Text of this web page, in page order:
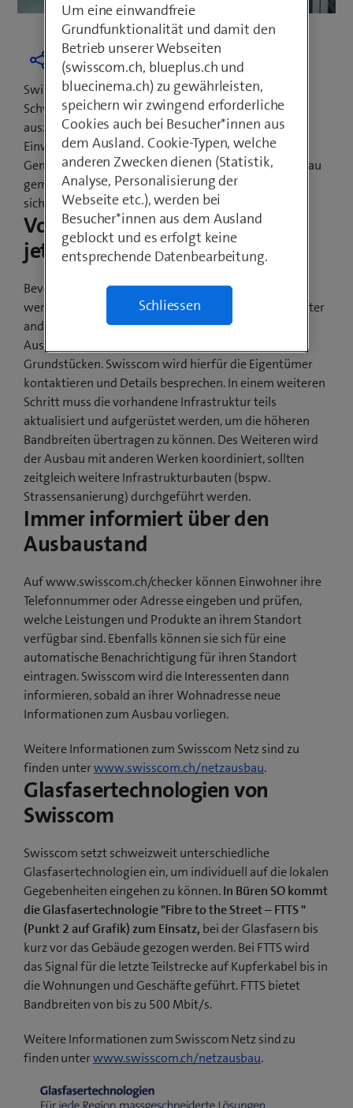
Swisscom hat das Versprechen abgegeben, jede
Schweizer Gemeinde mit Glasfasertechnologien
auszubauen. Davon profitieren auch die
Einwohnerinnen und Einwohner von Büren SO. Die
Gemeindevertretung und Swisscom haben den Ausbau
gemeinsam besprochen. Die weiterführenden
sichtbaren Bauarbeiten beginnen im Frühjahr 2022.
Vorarbeiten beginnen bereits
jetzt
Bevor ab Frühjahr 2022 die Glasfaserkabel verlegt
werden, sind noch Vorarbeiten nötig. Dazu gehört unter
anderem das Einholen der Bewilligung für die
Ausbauarbeiten auf privaten wie auch öffentlichen
Grundstücken. Swisscom wird hierfür die Eigentümer
kontaktieren und Details besprechen. In einem weiteren
Schritt muss die vorhandene Infrastruktur teils
aktualisiert und aufgerüstet werden, um die höheren
Bandbreiten übertragen zu können. Des Weiteren wird
der Ausbau mit anderen Werken koordiniert, sollten
zeitgleich weitere Infrastrukturbauten (bspw.
Strassensanierung) durchgeführt werden.
Immer informiert über den
Ausbaustand
Auf www.swisscom.ch/checker können Einwohner ihre
Telefonnummer oder Adresse eingeben und prüfen,
welche Leistungen und Produkte an ihrem Standort
verfügbar sind. Ebenfalls können sie sich für eine
automatische Benachrichtigung für ihren Standort
eintragen. Swisscom wird die Interessenten dann
informieren, sobald an ihrer Wohnadresse neue
Informationen zum Ausbau vorliegen.
Weitere Informationen zum Swisscom Netz sind zu
finden unterwww.swisscom.ch/netzausbau.
Glasfasertechnologien von
Swisscom
Swisscom setzt schweizweit unterschiedliche
Glasfasertechnologien ein, um individuell auf die lokalen
Gegebenheiten eingehen zu können.In Büren SO kommt
die Glasfasertechnologie "Fibre to the Street – FTTS "
(Punkt 2 auf Grafik) zum Einsatz, bei der Glasfasern bis
kurz vor das Gebäude gezogen werden. Bei FTTS wird
das Signal für die letzte Teilstrecke auf Kupferkabel bis in
die Wohnungen und Geschäfte geführt. FTTS bietet
Bandbreiten von bis zu 500 Mbit/s.
Weitere Informationen zum Swisscom Netz sind zu
finden unterwww.swisscom.ch/netzausbau.
Um eine einwandfreie
Grundfunktionalität und damit den
Betrieb unserer Webseiten
(swisscom.ch, blueplus.ch und
bluecinema.ch) zu gewährleisten,
speichern wir zwingend erforderliche
Cookies auch bei Besucher*innen aus
dem Ausland. Cookie-Typen, welche
anderen Zwecken dienen (Statistik,
Analyse, Personalisierung der
Webseite etc.), werden bei
Besucher*innen aus dem Ausland
geblockt und es erfolgt keine
entsprechende Datenbearbeitung.
Schliessen